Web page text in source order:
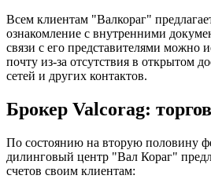
Всем клиентам "Валкораг"
ознакомление с внутренними
связи с его представителями можно
почту из-за отсутствия в открытом
сетей и других контактов.
Брокер Valcorag:
По состоянию на вторую половину
дилинговый центр "Вал Кораг"
счетов своим клиентам: